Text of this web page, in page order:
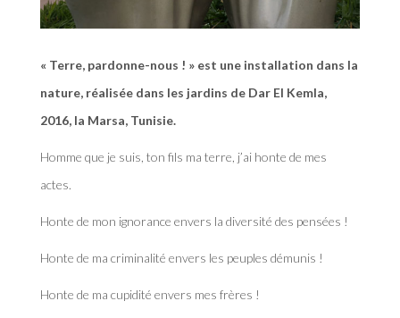
« Terre, pardonne-nous ! » est une installation dans la
nature, réalisée dans les jardins de Dar El Kemla,
2016, la Marsa, Tunisie.
Homme que je suis, ton fils ma terre, j’ai honte de mes
actes.
Honte de mon ignorance envers la diversité des pensées !
Honte de ma criminalité envers les peuples démunis !
Honte de ma cupidité envers mes frères !